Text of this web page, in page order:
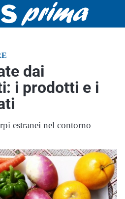
dai
i prodotti e i
estranei nel contorno